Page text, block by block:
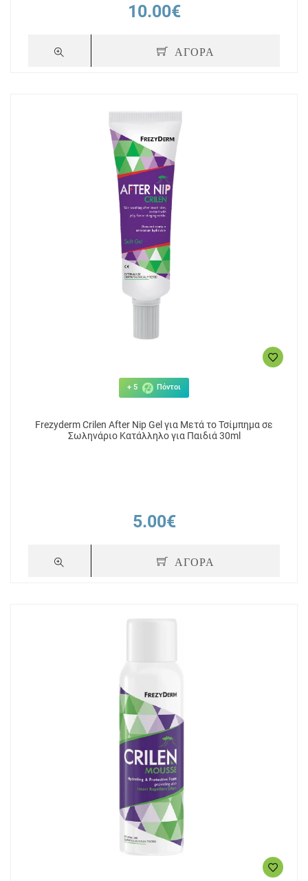
10.00€
ΑΓΟΡΑ
+ 5 Πόντοι
Frezyderm Crilen After Nip Gel για Μετά το Τσίμπημα σε
Σωληνάριο Κατάλληλο για Παιδιά 30ml
5.00€
ΑΓΟΡΑ